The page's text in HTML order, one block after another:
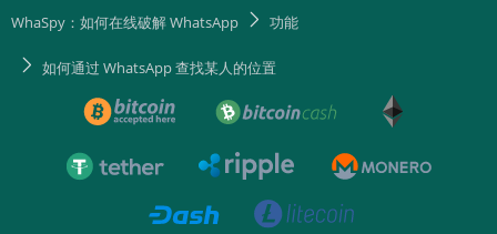
WhaSpy：如何在线破解 WhatsApp 功能
如何通过 WhatsApp 查找某人的位置